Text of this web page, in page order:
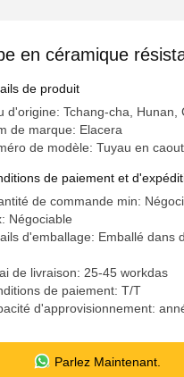
en céramique
de produit
d'origine: Tchang-cha, Hunan,
de marque: Elacera
de modèle: Tuyau en
de paiement et
de commande min:
Négociable
d'emballage: Emballé dans
de livraison: 25-45 workdas
de paiement: T/T
d'approvisionnement:
Parlez Maintenant.